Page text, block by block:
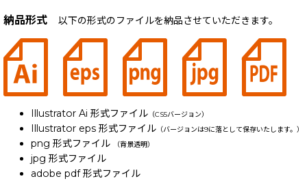
納品形式 以下の形式のファイルを納品させていただきます。
Illustrator Ai 形式ファイル （CS5バージョン）
Illustrator eps 形式ファイル （バージョンは9に落として保存いたします。）
png 形式ファイル （背景透明）
jpg 形式ファイル
adobe pdf 形式ファイル